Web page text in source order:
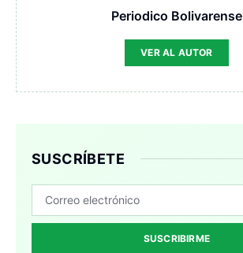
Periodico Bolivarense
VER AL AUTOR
SUSCRÍBETE
SUSCRIBIRME